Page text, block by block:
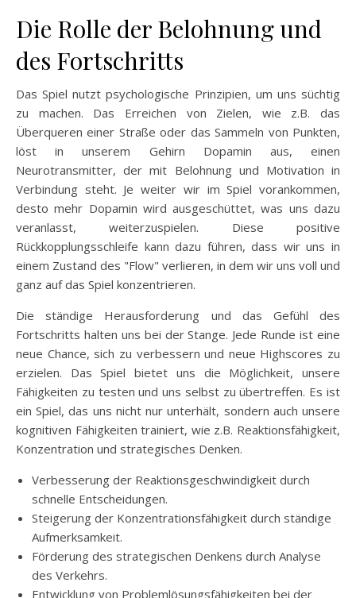
Die Rolle der Belohnung und
des Fortschritts
Das Spiel nutzt psychologische Prinzipien, um uns süchtig
zu machen. Das Erreichen von Zielen, wie z.B. das
Überqueren einer Straße oder das Sammeln von Punkten,
löst in unserem Gehirn Dopamin aus, einen
Neurotransmitter, der mit Belohnung und Motivation in
Verbindung steht. Je weiter wir im Spiel vorankommen,
desto mehr Dopamin wird ausgeschüttet, was uns dazu
veranlasst, weiterzuspielen. Diese positive
Rückkopplungsschleife kann dazu führen, dass wir uns in
einem Zustand des "Flow" verlieren, in dem wir uns voll und
ganz auf das Spiel konzentrieren.
Die ständige Herausforderung und das Gefühl des
Fortschritts halten uns bei der Stange. Jede Runde ist eine
neue Chance, sich zu verbessern und neue Highscores zu
erzielen. Das Spiel bietet uns die Möglichkeit, unsere
Fähigkeiten zu testen und uns selbst zu übertreffen. Es ist
ein Spiel, das uns nicht nur unterhält, sondern auch unsere
kognitiven Fähigkeiten trainiert, wie z.B. Reaktionsfähigkeit,
Konzentration und strategisches Denken.
Verbesserung der Reaktionsgeschwindigkeit durch
schnelle Entscheidungen.
Steigerung der Konzentrationsfähigkeit durch ständige
Aufmerksamkeit.
Förderung des strategischen Denkens durch Analyse
des Verkehrs.
Entwicklung von Problemlösungsfähigkeiten bei der